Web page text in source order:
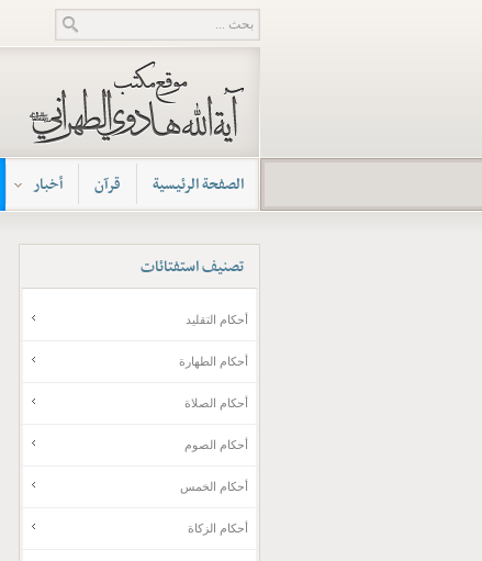
الصفحة الرئيسية قرآن أخبار
تصنيفاستفتائات
أحكام التقليد
أحكام الطهارة
أحكام الصلاة
أحكام الصوم
أحکام الخمس
أحكام الزكاة